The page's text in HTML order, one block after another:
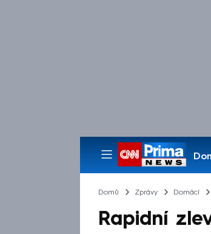
Domů Zprávy Domácí
Rapidní